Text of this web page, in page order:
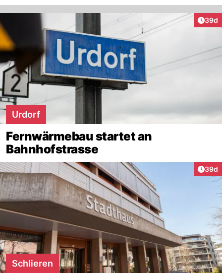
39d
Urdorf
Fernwärmebau startet an
Bahnhofstrasse
39d
Schlieren